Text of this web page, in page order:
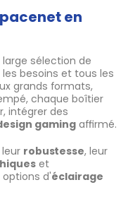
en
sélection de
besoins et tous les
grands formats,
chaque boîtier
intégrer des
gaming affirmé.
robustesse, leur
et
options d'éclairage